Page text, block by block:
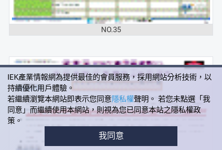
NO.35
IEK產業情報網為提供最佳的會員服務，採用網站分析技術，以
持續優化用戶體驗。
若繼續瀏覽本網站即表示您同意隱私權聲明。 若您未點選「我
同意」而繼續使用本網站，則視為您已同意本站之隱私權政
策。
我同意